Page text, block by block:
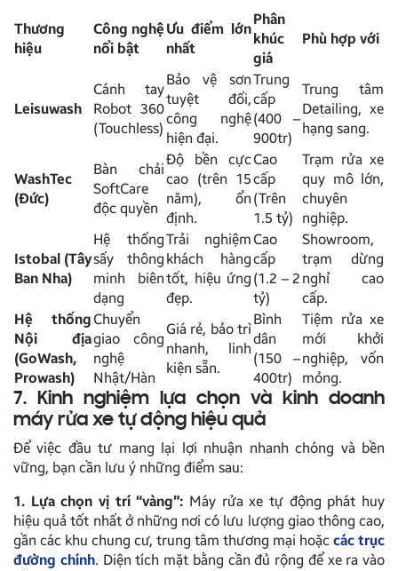
Thương
hiệu
Công nghệ
nổi bật
Ưu điểm lớn
nhất
Phân
khúc
giá
Phù hợp với
Leisuwash
Cánh tay
Robot 360
(Touchless)
Bảo vệ sơn
tuyệt đối,
công nghệ
hiện đại.
Trung
cấp
(400 –
900tr)
Trung tâm
Detailing, xe
hạng sang.
WashTec
(Đức)
Bàn chải
SoftCare
độc quyền
Độ bền cực
cao (trên 15
năm), ổn
định.
Cao
cấp
(Trên
1.5 tỷ)
Trạm rửa xe
quy mô lớn,
chuyên
nghiệp.
Istobal (Tây
Ban Nha)
Hệ thống
sấy thông
minh biên
dạng
Trải nghiệm
khách hàng
tốt, hiệu ứng
đẹp.
Cao
cấp
(1.2 – 2
tỷ)
Showroom,
trạm dừng
nghỉ cao
cấp.
Hệ thống
Nội địa
(GoWash,
Prowash)
Chuyển
giao công
nghệ
Nhật/Hàn
Giá rẻ, bảo trì
nhanh, linh
kiện sẵn.
Bình
dân
(150 –
400tr)
Tiệm rửa xe
mới khởi
nghiệp, vốn
mỏng.
7. Kinh nghiệm lựa chọn và kinh doanh
máy rửa xe tự động hiệu quả
Để việc đầu tư mang lại lợi nhuận nhanh chóng và bền
vững, bạn cần lưu ý những điểm sau:
1. Lựa chọn vị trí “vàng”: Máy rửa xe tự động phát huy
hiệu quả tốt nhất ở những nơi có lưu lượng giao thông cao,
gần các khu chung cư, trung tâm thương mại hoặc các trục
đường chính. Diện tích mặt bằng cần đủ rộng để xe ra vào